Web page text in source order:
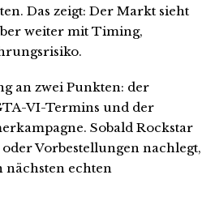
Das zeigt: Der Markt sieht
weiter mit Timing,
an zwei Punkten: der
VI-Termins und der
Sobald Rockstar
Vorbestellungen nachlegt,
nächsten echten